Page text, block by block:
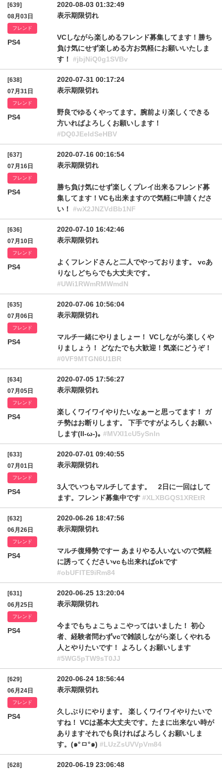
[639]
08月03日
フレンド
PS4
2020-08-03 01:32:49
表示期限切れ
VCしながら楽しめるフレンド募集してます！勝ち
負け気にせず楽しめる方お気軽にお願いいたしま
す！ #jbjNiQ0g1SVBv
[638]
07月31日
フレンド
PS4
2020-07-31 00:17:24
表示期限切れ
野良でゆるくやってます。腕前より楽しくできる
方いればよろしくお願いします！
#DQ0JEeldSeHBV
[637]
07月16日
フレンド
PS4
2020-07-16 00:16:54
表示期限切れ
勝ち負け気にせず楽しくプレイ出来るフレンド募
集してます！VCも出来ますので気軽に申請くださ
い！ #wX2JNZVdBb1NF
[636]
07月10日
フレンド
PS4
2020-07-10 16:42:46
表示期限切れ
よくフレンドさんと二人でやっております。 vcあ
りなしどちらでも大丈夫です。
#UWi1RWmRMWmdN
[635]
07月06日
フレンド
PS4
2020-07-06 10:56:04
表示期限切れ
マルチ一緒にやりましょー！ VCしながら楽しくや
りましょう！ どなたでも大歓迎！気楽にどうぞ！
#0VF9MTGN6U1BR
[634]
07月05日
フレンド
PS4
2020-07-05 17:56:27
表示期限切れ
楽しくワイワイやりたいなぁーと思ってます！ ガ
チ勢はお断りします。 下手ですがよろしくお願い
します(ll-ω-)｡ #MVXI1cU5ySnln
[633]
07月01日
フレンド
PS4
2020-07-01 09:40:55
表示期限切れ
3人でいつもマルチしてます。 2日に一回はして
ます。フレンド募集中です #XLXBGQS1XREtR
[632]
06月26日
フレンド
PS4
2020-06-26 18:47:56
表示期限切れ
マルチ復帰勢ですー あまりやる人いないので気軽
に誘ってくださいvcも出来ればokです
#obUFITE9iRm84
[631]
06月25日
フレンド
PS4
2020-06-25 13:20:04
表示期限切れ
今までもちょこちょこやってはいました！ 初心
者、経験者問わずvcで雑談しながら楽しくやれる
人とやりたいです！ よろしくお願いします
#5WG5pTW9sT0JJ
[629]
06月24日
フレンド
PS4
2020-06-24 18:56:44
表示期限切れ
久しぶりにやります。 楽しくワイワイやりたいで
すね！ VCは基本大丈夫です。たまに出来ない時が
ありますそれでも良ければよろしくお願いしま
す。(๑°ㅁ°๑) #LUzZsUVVpVm84
[628]
2020-06-19 23:06:48